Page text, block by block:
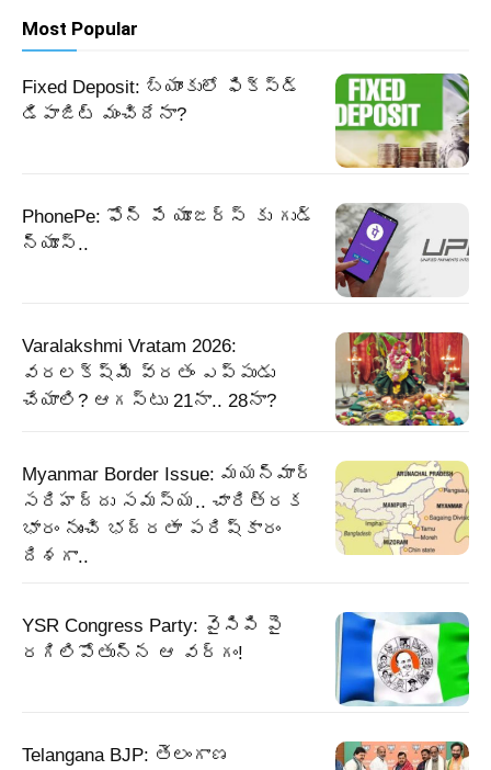
Most Popular
Fixed Deposit: బ్యాంకులో ఫిక్స్డ్
డిపాజిట్ మంచిదేనా?
PhonePe: ఫోన్ పే యూజర్స్ కు గుడ్
న్యూస్..
Varalakshmi Vratam 2026:
వరలక్ష్మీ వ్రతం ఎప్పుడు
చేయాలి? ఆగస్టు 21నా.. 28నా?
Myanmar Border Issue: మయన్మార్‌
సరిహద్దు సమస్య.. చారిత్రక
భారం నుంచి భద్రతా పరిష్కారం
దిశగా..
YSR Congress Party: వైసిపి పై
రగిలిపోతున్న ఆ వర్గం!
Telangana BJP: తెలంగాణ